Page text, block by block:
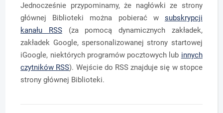
Jednocześnie przypominamy, że nagłówki ze strony
głównej Biblioteki można pobierać w subskrypcji
kanału RSS(za pomocą dynamicznych zakładek,
zakładek Google, spersonalizowanej strony startowej
iGoogle, niektórych programów pocztowych lub innych
czytników RSS). Wejście do RSS znajduje się w stopce
strony głównej Biblioteki.